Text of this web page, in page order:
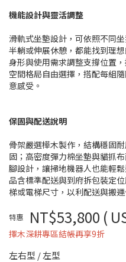
機能設計與靈活調整
滑軌式坐墊設計，可依照不同
半躺或伸展休憩，都能找到理
身形與使用需求調整支撐位置
空間格局自由選擇，搭配每組
意感受。
保固與配送說明
骨架嚴選樺木製作，結構穩固
固；高密度彈力棉坐墊與貓抓
腳設計，讓掃地機器人也能輕
品含標準配送與到府拆包裝定
梯或電梯尺寸，以利配送與搬
特惠 NT$53,800 (
擇木深耕專區結帳再享9折
左右型 /左型